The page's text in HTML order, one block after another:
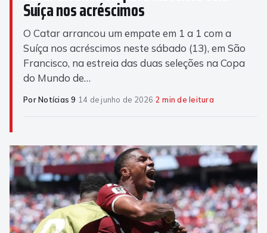
Suíça nos acréscimos
O Catar arrancou um empate em 1 a 1 com a
Suíça nos acréscimos neste sábado (13), em São
Francisco, na estreia das duas seleções na Copa
do Mundo de…
Por Notícias 9·14 de junho de 2026·2 min de leitura